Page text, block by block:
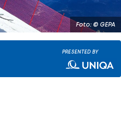
Foto: © GEPA
PRESENTED BY